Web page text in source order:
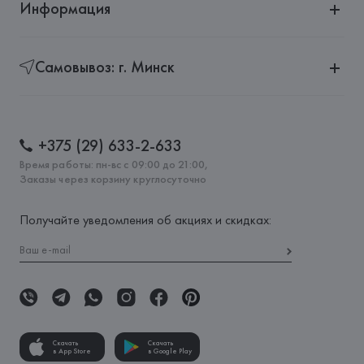
Информация
Самовывоз: г. Минск
+375 (29) 633-2-633
Время работы: пн-вс с 09:00 до 21:00,
Заказы через корзину круглосуточно
Получайте уведомления об акциях и скидках:
Скачать
в App Store
Скачать
в Google Play